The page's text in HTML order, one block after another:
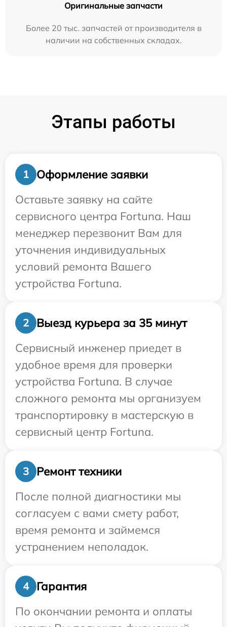
Оригинальные запчасти
Более 20 тыс. запчастей от производителя в
наличии на собственных складах.
Этапы работы
1
Оформление заявки
Оставьте заявку на сайте
сервисного центра Fortuna. Наш
менеджер перезвонит Вам для
уточнения индивидуальных
условий ремонта Вашего
устройства Fortuna.
2
Выезд курьера за 35 минут
Сервисный инженер приедет в
удобное время для проверки
устройства Fortuna. В случае
сложного ремонта мы организуем
транспортировку в мастерскую в
сервисный центр Fortuna.
3
Ремонт техники
После полной диагностики мы
согласуем с вами смету работ,
время ремонта и займемся
устранением неполадок.
4
Гарантия
По окончании ремонта и оплаты